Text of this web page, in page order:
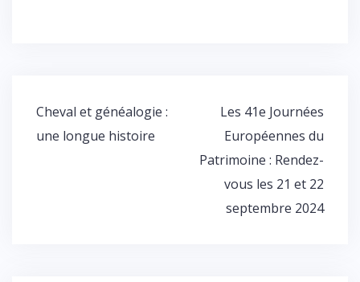
Navigation
l’article
Cheval et généalogie :
une longue histoire
Les 41e Journées
Européennes du
Patrimoine : Rendez-
vous les 21 et 22
septembre 2024